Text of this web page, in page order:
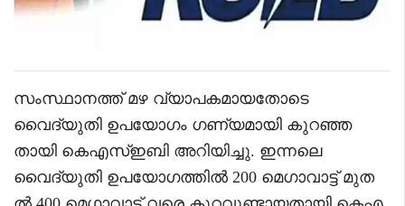
സംസ്ഥാനത്ത് മഴ വ്യാപകമായതോടെ
വൈദ്യുതി ഉപയോഗം ഗണ്യമായി കുറഞ്ഞ
തായി കെഎസ്ഇബി അറിയിച്ചു. ഇന്നലെ
വൈദ്യുതി ഉപയോഗത്തിൽ 200 മെഗാവാട്ട് മുത